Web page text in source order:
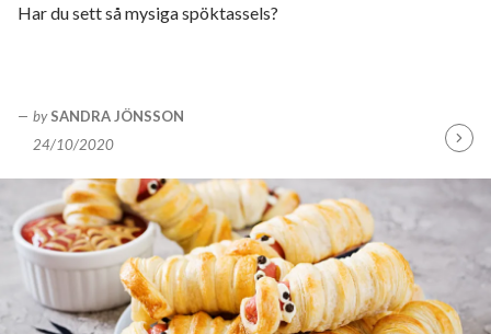
Har du sett så mysiga spöktassels?
by SANDRA JÖNSSON
24/10/2020